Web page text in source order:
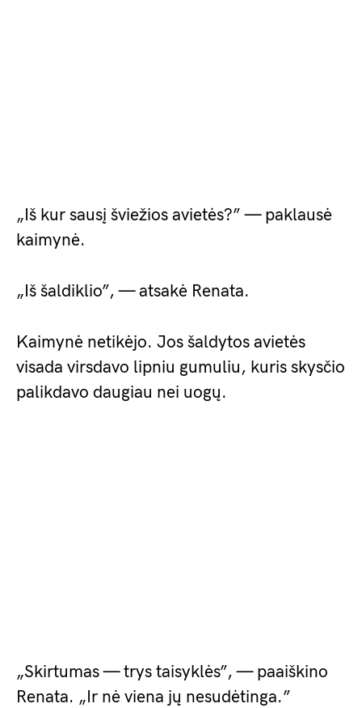
„Iš kur sausį šviežios avietės?” — paklausė
kaimynė.
„Iš šaldiklio”, — atsakė Renata.
Kaimynė netikėjo. Jos šaldytos avietės
visada virsdavo lipniu gumuliu, kuris skysčio
palikdavo daugiau nei uogų.
„Skirtumas — trys taisyklės”, — paaiškino
Renata. „Ir nė viena jų nesudėtinga.”